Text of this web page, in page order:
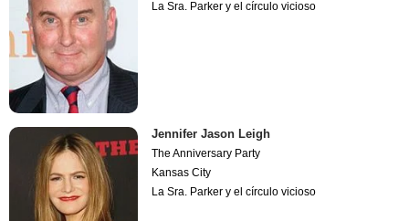
La Sra. Parker y el círculo vicioso
Jennifer Jason Leigh
The Anniversary Party
Kansas City
La Sra. Parker y el círculo vicioso